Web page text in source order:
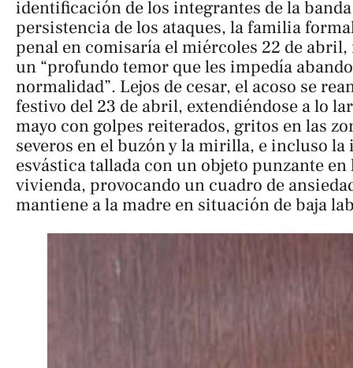
identificación de los integrantes de la
persistencia de los ataques, la familia
penal en comisaría el miércoles 22 de
un “profundo temor que les impedía
normalidad”. Lejos de cesar, el acoso se
festivo del 23 de abril, extendiéndose a lo
mayo con golpes reiterados, gritos en las
severos en el buzón y la mirilla, e incluso
esvástica tallada con un objeto punzante en
vivienda, provocando un cuadro de
mantiene a la madre en situación de baja